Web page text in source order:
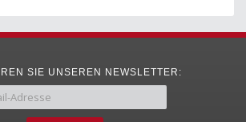
SIE UNSEREN NEWSLETTER: